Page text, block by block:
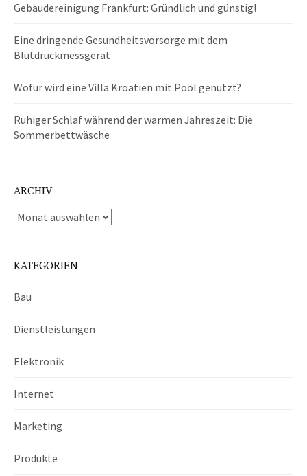
Gebäudereinigung Frankfurt: Gründlich und günstig!
Eine dringende Gesundheitsvorsorge mit dem
Blutdruckmessgerät
Wofür wird eine Villa Kroatien mit Pool genutzt?
Ruhiger Schlaf während der warmen Jahreszeit: Die
Sommerbettwäsche
ARCHIV
Archiv
KATEGORIEN
Bau
Dienstleistungen
Elektronik
Internet
Marketing
Produkte